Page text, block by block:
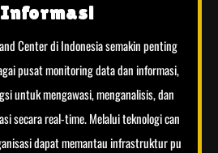
Informasi
Center di Indonesia semakin penting
pusat monitoring data dan informasi,
untuk mengawasi, menganalisis, dan
secara real-time. Melalui teknologi can
dapat memantau infrastruktur pu